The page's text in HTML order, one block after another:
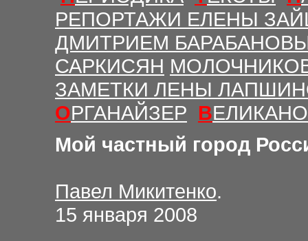
РЕПОРТАЖИ ЕЛЕНЫ
ДМИТРИЕМ
САРКИСЯН
ЗАМЕТКИ ЛЕНЫ
ОРГАНАЙЗЕР В
Мой частный город
Павел Микитенко.
15 января 2008